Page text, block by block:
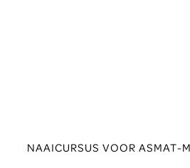
NAAICURSUS VOOR ASMAT-